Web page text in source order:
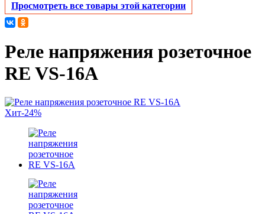
Просмотреть все товары этой категории
Реле напряжения розеточное
RE VS-16A
Хит-24%